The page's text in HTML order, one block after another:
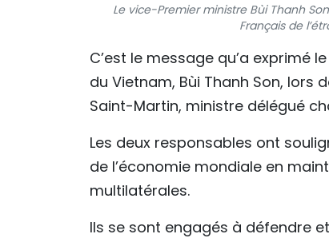
Le vice-Premier ministre Bùi Thanh
Français de
C’est le message qu’a exprimé
du Vietnam, Bùi Thanh Son, lors
Saint-Martin, ministre délégué
Les deux responsables ont
de l’économie mondiale en
multilatérales.
Ils se sont engagés à défendre